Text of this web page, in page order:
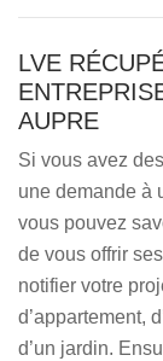
LVE
AUPRE
Si vous avez
une demande à
vous pouvez
de vous offrir
notifier votre
d’appartement,
d’un jardin.